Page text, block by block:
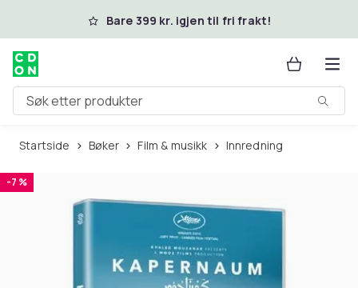
Hopp til hovedinnholdBare 399 kr. igjen til fri frakt!
Søk etter produkter
Startside Bøker Film & musikk Innredning
-7 %